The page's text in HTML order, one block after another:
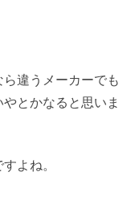
違うメーカーでも
とかなると思いま
よね。